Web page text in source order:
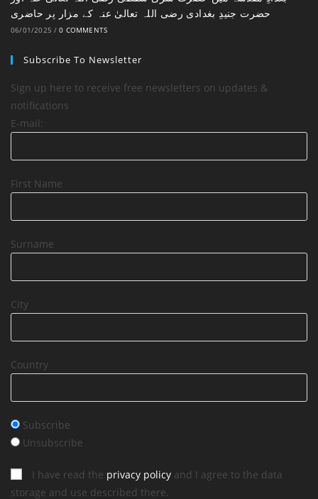
حضرت جنیدِ بغدادی رضی اللہ تعالیٰ عنہ کے مزار پر حاضری
06/01/2025 / 0 COMMENTS
Subscribe To Newsletter
Sign up here to receive free newsletters on updates &
notifications
E-mail:
First Name
Surname
City
Country
Subscribe
Unsubscribe
I have read the privacy policy and I agree to the data
storage and use described there.